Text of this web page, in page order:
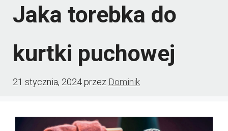
Jaka torebka do
kurtki puchowej
21 stycznia, 2024przez Dominik